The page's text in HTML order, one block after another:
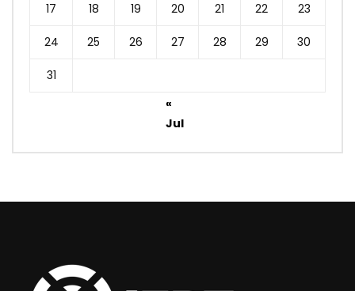
17 18 19 20 21 22 23
24 25 26 27 28 29 30
31
«
Jul